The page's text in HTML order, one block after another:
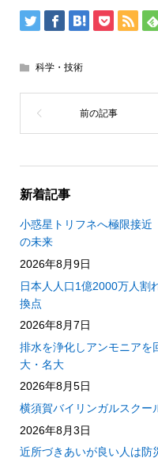
科学・技術
新着記事
小惑星トリフネへ極限接
の未来
2026年8月9日
日本人人口1億2000万人
換点
2026年8月7日
排水を浄化しアンモニア
大・名大
2026年8月5日
横須賀バイリンガルスクー
2026年8月3日
近所づきあいが良い人は